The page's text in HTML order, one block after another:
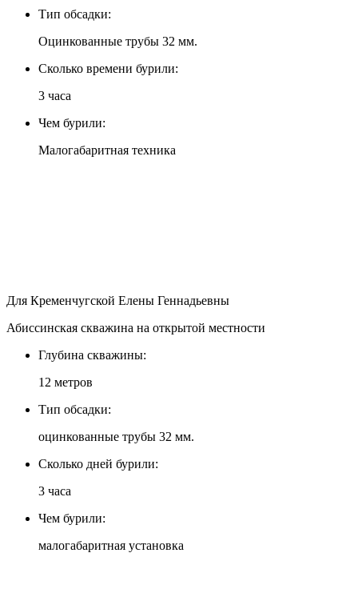
Тип обсадки:
Оцинкованные трубы 32 мм.
Сколько времени бурили:
3 часа
Чем бурили:
Малогабаритная техника
Для Кременчугской Елены Геннадьевны
Абиссинская скважина на открытой местности
Глубина скважины:
12 метров
Тип обсадки:
оцинкованные трубы 32 мм.
Сколько дней бурили:
3 часа
Чем бурили:
малогабаритная установка